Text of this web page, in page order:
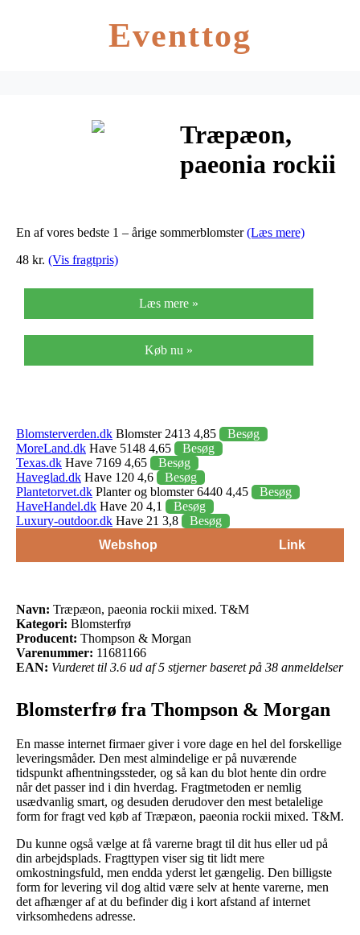
Eventtog
Træpæon,
paeonia rockii
En af vores bedste 1 – årige sommerblomster(Læs mere)
48 kr. (Vis fragtpris)
Læs mere »
Køb nu »
Blomsterverden.dk Blomster 2413 4,85
Besøg
MoreLand.dk Have 5148 4,65
Besøg
Texas.dk Have 7169 4,65
Besøg
Haveglad.dk Have 120 4,6
Besøg
Plantetorvet.dk Planter og blomster 6440 4,45
Besøg
HaveHandel.dk Have 20 4,1
Besøg
Luxury-outdoor.dk Have 21 3,8
Besøg
Webshop
Link
Navn: Træpæon, paeonia rockii mixed. T&M
Kategori: Blomsterfrø
Producent: Thompson & Morgan
Varenummer: 11681166
EAN: Vurderet til 3.6 ud af 5 stjerner baseret på 38 anmeldelser
Blomsterfrø fra Thompson & Morgan
En masse internet firmaer giver i vore dage en hel del forskellige
leveringsmåder. Den mest almindelige er på nuværende
tidspunkt afhentningssteder, og så kan du blot hente din ordre
når det passer ind i din hverdag. Fragtmetoden er nemlig
usædvanlig smart, og desuden derudover den mest betalelige
form for fragt ved køb af Træpæon, paeonia rockii mixed. T&M.
Du kunne også vælge at få varerne bragt til dit hus eller ud på
din arbejdsplads. Fragttypen viser sig tit lidt mere
omkostningsfuld, men endda yderst let gængelig. Den billigste
form for levering vil dog altid være selv at hente varerne, men
det afhænger af at du befinder dig i kort afstand af internet
virksomhedens adresse.